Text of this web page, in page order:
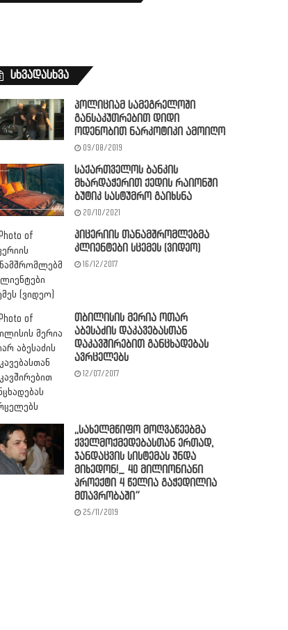
სხვადასხვა
პოლიციამ სამეგრელოში
განსაკუთრებით დიდი
ოდენობით ნარკოტიკი ამოიღო
09/08/2019
საქართველოს ბანკის
მხარდაჭერით ქედის რაიონში
ბუტიკ სასტუმრო გაიხსნა
20/10/2021
პიცერიის თანამშრომლებმა
კლიენტები სცემეს (ვიდეო)
16/12/2017
თბილისის მერია ოთარ
აბესაძის დაკავებასთან
დაკავშირებით განცხადებას
ავრცელებს
12/07/2017
,,სახელმწიფო მოღვაწეებმა
ქველმოქმედებასთან ერთად,
ჯანდაცვის სისტემას უნდა
მიხედონ!_ 40 მილიონიანი
პროექტი 4 წელია გაჭედილია
მთავრობაში”
25/11/2019